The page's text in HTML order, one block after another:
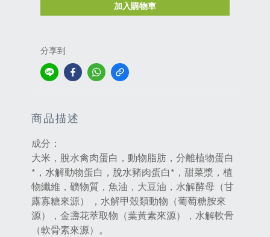
加入購物車
分享到
商品描述
成分：
大米，脫水禽肉蛋白，動物脂肪，分離植物蛋白
*，水解動物蛋白，脫水豬肉蛋白*，甜菜漿，植
物纖維，礦物質，魚油，大豆油，水解酵母（甘
露寡糖來源） ，水解甲殼類動物（葡萄糖胺來
源），金盞花萃取物（葉黃素來源），水解軟骨
（軟骨素來源）。